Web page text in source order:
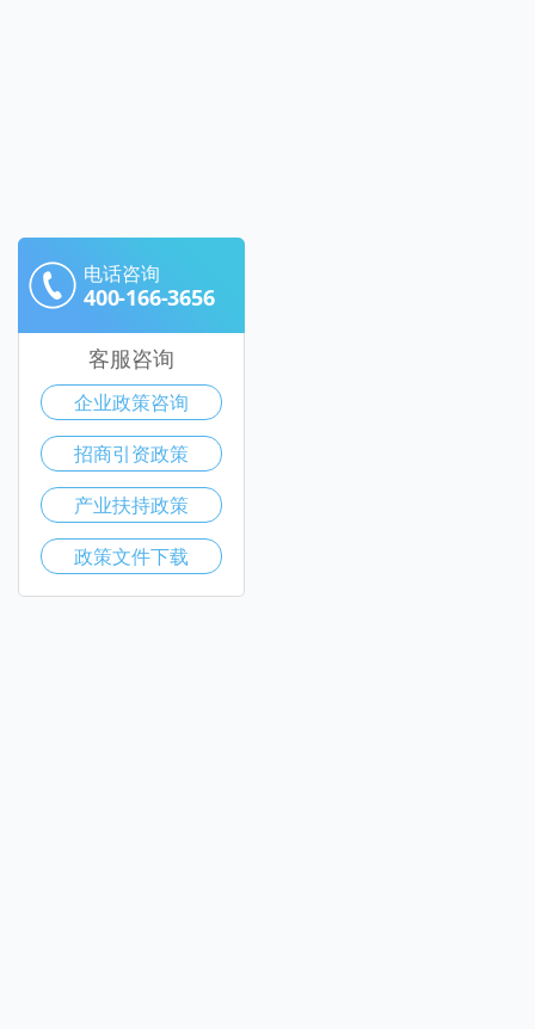
电话咨询
400-166-3656
客服咨询
企业政策咨询
招商引资政策
产业扶持政策
政策文件下载